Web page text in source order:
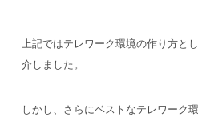
上記ではテレワーク環境の作り方と
介しました。
しかし、さらにベストなテレワーク